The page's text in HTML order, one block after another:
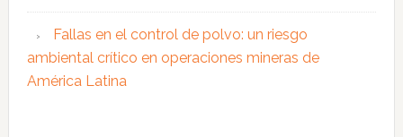
Fallas en el control de polvo: un riesgo
ambiental crítico en operaciones mineras de
América Latina